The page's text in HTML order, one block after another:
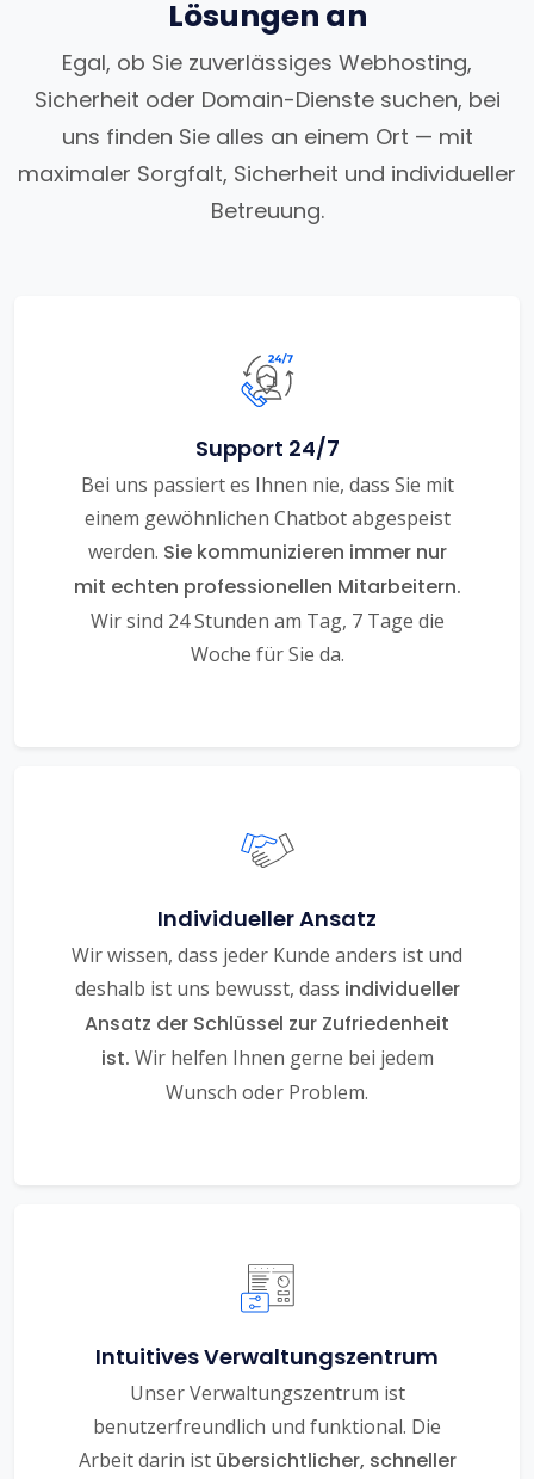
Lösungen an
Egal, ob Sie zuverlässiges Webhosting,
Sicherheit oder Domain-Dienste suchen, bei
uns finden Sie alles an einem Ort — mit
maximaler Sorgfalt, Sicherheit und individueller
Betreuung.
Support 24/7
Bei uns passiert es Ihnen nie, dass Sie mit
einem gewöhnlichen Chatbot abgespeist
werden. Sie kommunizieren immer nur
mit echten professionellen Mitarbeitern.
Wir sind 24 Stunden am Tag, 7 Tage die
Woche für Sie da.
Individueller Ansatz
Wir wissen, dass jeder Kunde anders ist und
deshalb ist uns bewusst, dass individueller
Ansatz der Schlüssel zur Zufriedenheit
ist. Wir helfen Ihnen gerne bei jedem
Wunsch oder Problem.
Intuitives Verwaltungszentrum
Unser Verwaltungszentrum ist
benutzerfreundlich und funktional. Die
Arbeit darin ist übersichtlicher, schneller